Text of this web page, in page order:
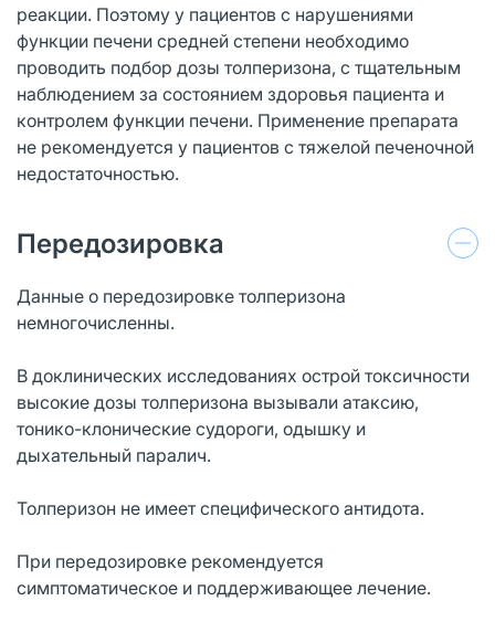
реакции. Поэтому у пациентов с нарушениями
функции печени средней степени необходимо
проводить подбор дозы толперизона, с тщательным
наблюдением за состоянием здоровья пациента и
контролем функции печени. Применение препарата
не рекомендуется у пациентов с тяжелой печеночной
недостаточностью.
Передозировка
Данные о передозировке толперизона
немногочисленны.
В доклинических исследованиях острой токсичности
высокие дозы толперизона вызывали атаксию,
тонико-клонические судороги, одышку и
дыхательный паралич.
Толперизон не имеет специфического антидота.
При передозировке рекомендуется
симптоматическое и поддерживающее лечение.